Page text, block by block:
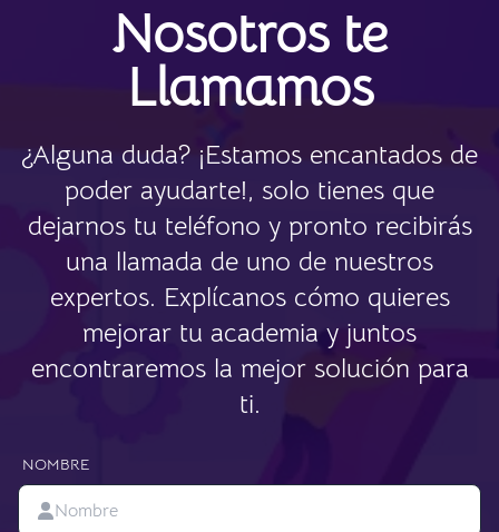
Nosotros te
Llamamos
¿Alguna duda? ¡Estamos encantados de
poder ayudarte!, solo tienes que
dejarnos tu teléfono y pronto recibirás
una llamada de uno de nuestros
expertos. Explícanos cómo quieres
mejorar tu academia y juntos
encontraremos la mejor solución para
ti.
NOMBRE